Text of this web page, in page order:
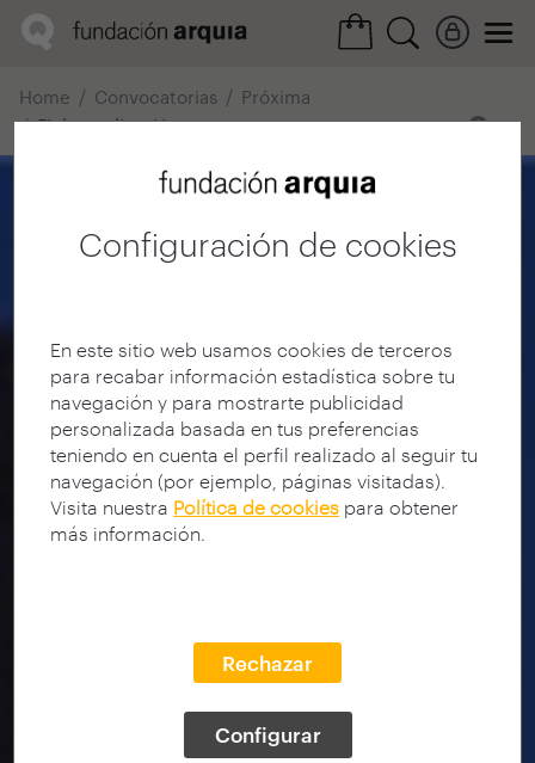
Configuración de cookies
En este sitio web usamos cookies de terceros
para recabar información estadística sobre tu
navegación y para mostrarte publicidad
personalizada basada en tus preferencias
teniendo en cuenta el perfil realizado al seguir tu
navegación (por ejemplo, páginas visitadas).
Visita nuestra Política de cookies para obtener
más información.
Rechazar
Configurar
Home Convocatorias
Próxima
Ficha realización